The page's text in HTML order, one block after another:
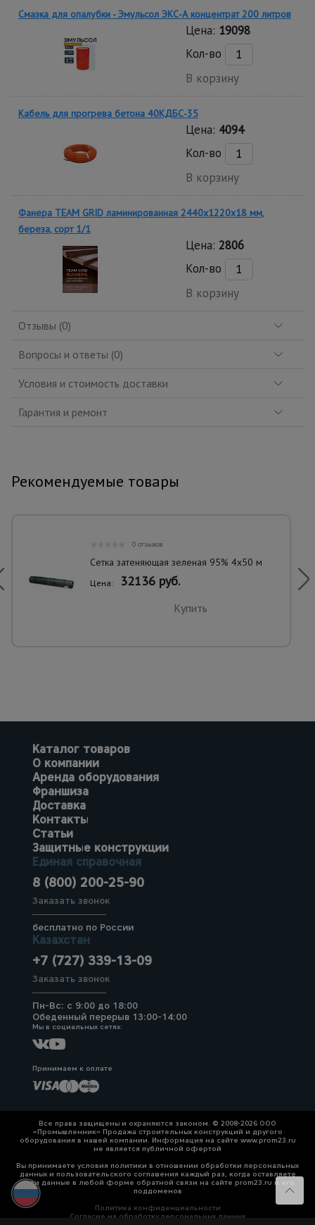
Смазка для опалубки - Эмульсол ЭКС-А концентрат 200 литров
Цена: 19098
Кол-во
В корзину
Кабель для прогрева бетона 40КДБС-35
Цена: 4094
Кол-во
В корзину
Фанера TEAM GRID ламинированная 2440х1220х18 мм,
береза, сорт 1/1
Цена: 2806
Кол-во
В корзину
Отзывы (0)
Вопросы и ответы (0)
Условия и стоимость доставки
Гарантия и ремонт
Рекомендуемые товары
0 отзывов
Сетка затеняющая зеленая 95% 4х50 м
Цена: 32136 руб.
Купить
Каталог товаров
О компании
Аренда оборудования
Франшиза
Доставка
Контакты
Статьи
Защитные конструкции
Единая справочная
8 (800) 200-25-90
Заказать звонок
бесплатно по России
Казахстан
+7 (727) 339-13-09
Заказать звонок
Пн-Вс: с 9:00 до 18:00
Обеденный перерыв 13:00-14:00
Мы в социальных сетях:
Принимаем к оплате
Все права защищены и охраняются законом. © 2008-2026 ООО
«Промышленник» Продажа строительных конструкций и другого
оборудования в нашей компании. Информация на сайте www.prom23.ru
не является публичной офертой
Вы принимаете условия политики в отношении обработки персональных
данных и пользовательского соглашения каждый раз, когда оставляете
свои данные в любой форме обратной связи на сайте prom23.ru и его
поддоменов
Политика конфиденциальности
Согласие на обработку персональных данных